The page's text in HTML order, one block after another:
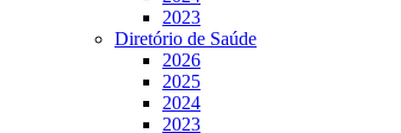
2023
Diretório de Saúde
2026
2025
2024
2023